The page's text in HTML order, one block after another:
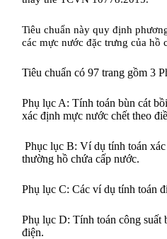
Tiêu chuẩn này quy định
các mực nước đặc trưng của hồ
Tiêu chuẩn có 97 trang gồm 3
Phụ lục A: Tính toán bùn cát
xác định mực nước chết theo
Phục lục B: Ví dụ tính toán
thường hồ chứa cấp nước.
Phụ lục C: Các ví dụ tính toán
Phụ lục D: Tính toán công suất
điện.